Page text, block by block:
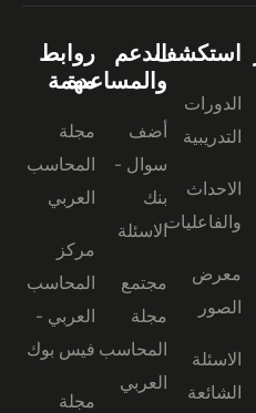
استكشف
الدورات
التدريبية
الاحداث
والفاعليات
معرض
الصور
الاسئلة
الشائعة
الدعم
والمساعدة
أضف
سوال -
بنك
الاسئلة
مجتمع
مجلة
المحاسب
العربي
روابط
مهمة
مجلة
المحاسب
العربي
مركز
المحاسب
العربي -
فيس بوك
مجلة